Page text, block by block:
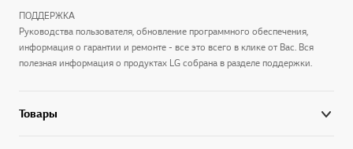
ПОДДЕРЖКА
Руководства пользователя, обновление программного обеспечения,
информация о гарантии и ремонте - все это всего в клике от Вас. Вся
полезная информация о продуктах LG собрана в разделе поддержки.
Товары